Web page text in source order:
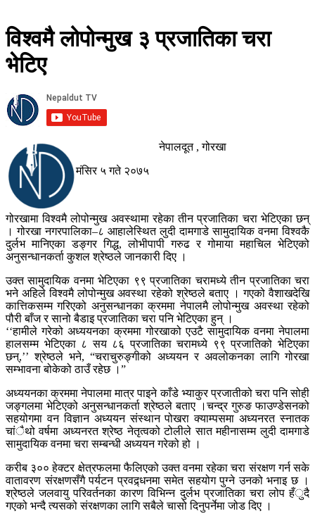
विश्वमै लोपोन्मुख ३ प्रजातिका चरा
भेटिए
नेपालदूत , गोरखा
मंसिर ५ गते २०७५
गोरखामा विश्वमै लोपोन्मुख अवस्थामा रहेका तीन प्रजातिका चरा भेटिएका छन्
। गोरखा नगरपालिका–८ आहालेस्थित लुदी दामगाडे सामुदायिक वनमा विश्वकै
दुर्लभ मानिएका डङ्गर गिद्ध, लोभीपापी गरुढ र गोमाया महाचिल भेटिएको
अनुसन्धानकर्ता कुशल श्रेष्ठले जानकारी दिए ।
उक्त सामुदायिक वनमा भेटिएका ९९ प्रजातिका चरामध्ये तीन प्रजातिका चरा
भने अहिले विश्वमै लोपोन्मुख अवस्था रहेको श्रेष्ठले बताए । गएको वैशाखदेखि
कात्तिकसम्म गरिएको अनुसन्धानका क्रममा नेपालमै लोपोन्मुख अवस्था रहेको
पौरी बाँज र सानो बैडाइ प्रजातिका चरा पनि भेटिएका हुन् ।
‘‘हामीले गरेको अध्ययनका क्रममा गोरखाको एउटै सामुदायिक वनमा नेपालमा
हालसम्म भेटिएका ८ सय ८६ प्रजातिका चरामध्ये ९९ प्रजातिको भेटिएका
छन्,’’ श्रेष्ठले भने, “चराचुरुङ्गीको अध्ययन र अवलोकनका लागि गोरखा
सम्भावना बोकेको ठाउँ रहेछ ।”
अध्ययनका क्रममा नेपालमा मात्र पाइने काँडे भ्याकुर प्रजातीको चरा पनि सोही
जङ्गलमा भेटिएको अनुसन्धानकर्ता श्रेष्ठले बताए ।चन्द्र गुरुङ फाउण्डेसनको
सहयोगमा वन विज्ञान अध्ययन संस्थान पोखरा क्याम्पसमा अध्यनरत स्नातक
चांैथो वर्षमा अध्यनरत श्रेष्ठ नेतृत्वको टोलीले सात महीनासम्म लुदी दामगाडे
सामुदायिक वनमा चरा सम्बन्धी अध्ययन गरेको हो ।
करीब ३०० हेक्टर क्षेत्रफलमा फैलिएको उक्त वनमा रहेका चरा संरक्षण गर्न सके
वातावरण संरक्षणसँगै पर्यटन प्रवद्र्धनमा समेत सहयोग पुग्ने उनको भनाइ छ ।
श्रेष्ठले जलवायु परिवर्तनका कारण विभिन्न दुर्लभ प्रजातिका चरा लोप हँुदै
गएको भन्दै त्यसको संरक्षणका लागि सबैले चासो दिनुपर्नेमा जोड दिए ।